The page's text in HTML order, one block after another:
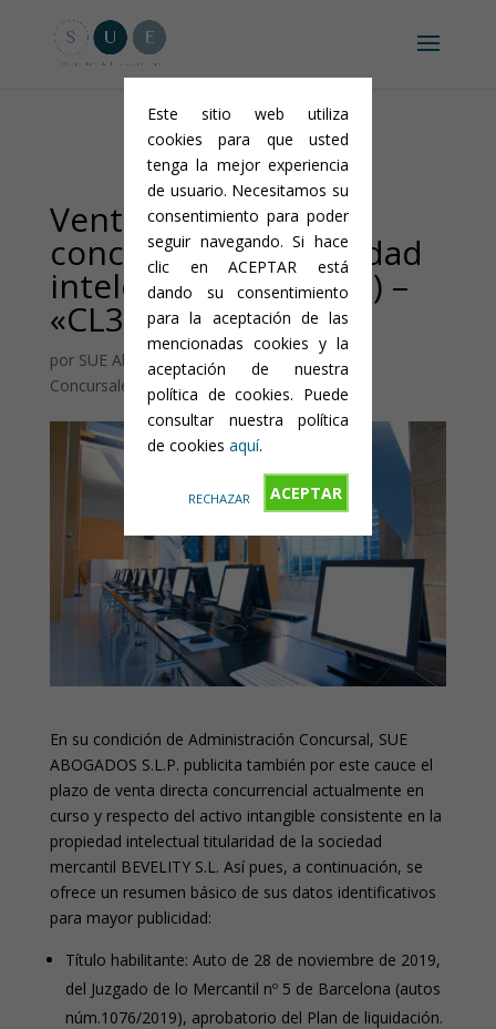
Este sitio web utiliza
cookies para que usted
tenga la mejor experiencia
de usuario. Necesitamos su
consentimiento para poder
seguir navegando. Si hace
clic en ACEPTAR está
dando su consentimiento
para la aceptación de las
mencionadas cookies y la
aceptación de nuestra
política de cookies. Puede
consultar nuestra política
de cookies aquí.
ACEPTAR
RECHAZAR
de cookies
Venta en liquidación
concursal de propiedad
intelectual (software) –
«CL3VER»
por SUE Abogados May 29, 2020
Activos
Concursales
0 Comentarios
En su condición de Administración Concursal, SUE
ABOGADOS S.L.P. publicita también por este cauce el
plazo de venta directa concurrencial actualmente en
curso y respecto del activo intangible consistente en la
propiedad intelectual titularidad de la sociedad
mercantil BEVELITY S.L. Así pues, a continuación, se
ofrece un resumen básico de sus datos identificativos
para mayor publicidad:
Título habilitante: Auto de 28 de noviembre de 2019,
del Juzgado de lo Mercantil nº 5 de Barcelona (autos
núm.1076/2019), aprobatorio del Plan de liquidación.